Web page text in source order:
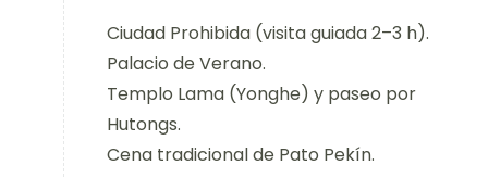
Ciudad Prohibida (visita guiada 2–3 h).
Palacio de Verano.
Templo Lama (Yonghe) y paseo por
Hutongs.
Cena tradicional de Pato Pekín.